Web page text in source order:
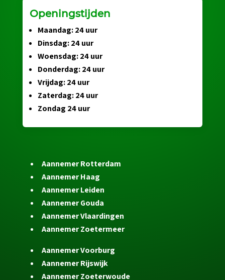
Openingstijden
Maandag: 24 uur
Dinsdag: 24 uur
Woensdag: 24 uur
Donderdag: 24 uur
Vrijdag: 24 uur
Zaterdag: 24 uur
Zondag 24 uur
Aannemer Rotterdam
Aannemer Haag
Aannemer Leiden
Aannemer Gouda
Aannemer Vlaardingen
Aannemer Zoetermeer
Aannemer Voorburg
Aannemer Rijswijk
Aannemer Zoeterwoude